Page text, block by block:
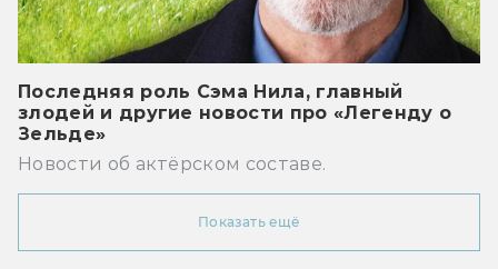
Последняя роль Сэма Нила, главный
злодей и другие новости про «Легенду о
Зельде»
Новости об актёрском составе.
Показать ещё